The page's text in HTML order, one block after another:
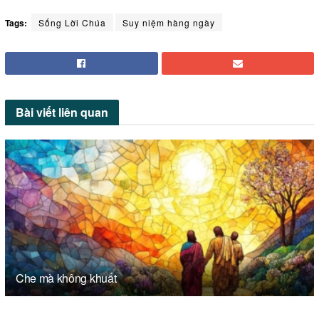
Tags: Sống Lời Chúa Suy niệm hàng ngày
Bài viết liên quan
Che mà không khuất